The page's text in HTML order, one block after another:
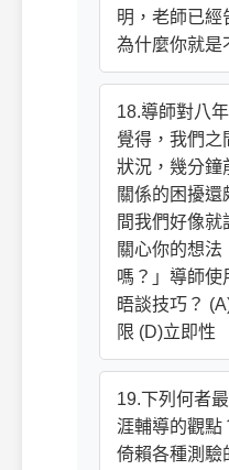
明，老師已經
為什麼你就是
18.導師對八
覺得，我們之
狀況，幾分鐘
關係的困擾還
間我們好像就
關心你的想法
嗎？」導師使
晤談技巧？
限 (D)立即性
19.下列何者
涯輔導的觀點
倚賴各種測驗